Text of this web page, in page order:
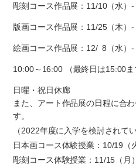
彫刻コース作品展：11/10（水）-
版画コース作品展：11/25（木）-
絵画コース作品展：12/ 8（水）-
10:00～16:00 （最終日は15:00ま
日曜・祝日休廊
また、アート作品展の日程に合
す。
（2022年度に入学を検討されて
日本画コース体験授業：10/19（
彫刻コース体験授業：11/15（月